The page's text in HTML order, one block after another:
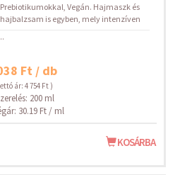
Prebiotikumokkal, Vegán. Hajmaszk és
hajbalzsam is egyben, mely intenzíven
Ft / db
ár: 4 754 Ft )
200 ml
30.19 Ft / ml
KOSÁRBA